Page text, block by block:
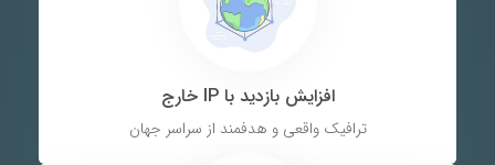
افزایش بازدید با IP خارج
ترافیک واقعی و هدفمند از سراسر جهان